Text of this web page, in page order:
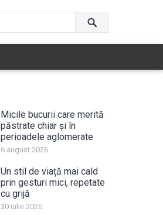
Micile bucurii care merită
păstrate chiar și în
perioadele aglomerate
6 august 2026
Un stil de viață mai cald
prin gesturi mici, repetate
cu grijă
30 iulie 2026